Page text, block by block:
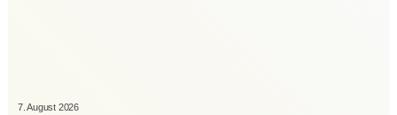
7. August 2026